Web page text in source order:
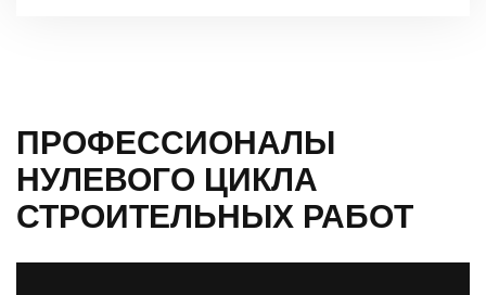
ПРОФЕССИОНАЛЫ
НУЛЕВОГО ЦИКЛА
СТРОИТЕЛЬНЫХ РАБОТ